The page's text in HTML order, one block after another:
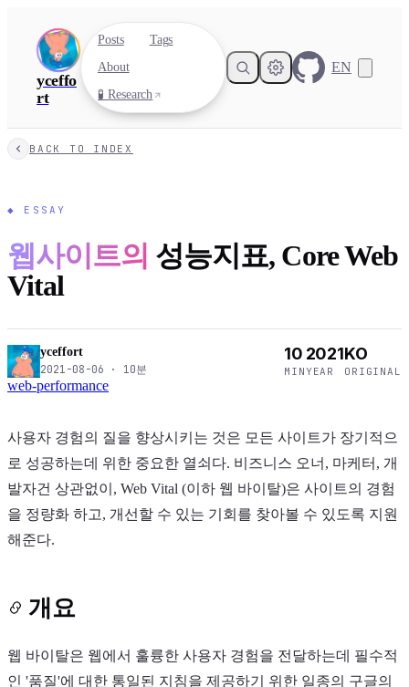
yceffo
rt
Posts
Tags
About
🧪 Research
EN
BACK TO INDEX
◆ ESSAY
웹사이트의 성능지표, Core Web
Vital
yceffort
2021-08-06 · 10분
10
MIN
2021
YEAR
KO
ORIGINAL
web-performance
사용자 경험의 질을 향상시키는 것은 모든 사이트가 장기적으
로 성공하는데 위한 중요한 열쇠다. 비즈니스 오너, 마케터, 개
발자건 상관없이, Web Vital (이하 웹 바이탈)은 사이트의 경험
을 정량화 하고, 개선할 수 있는 기회를 찾아볼 수 있도록 지원
해준다.
개요
웹 바이탈은 웹에서 훌륭한 사용자 경험을 전달하는데 필수적
인 '품질'에 대한 통일된 지침을 제공하기 위한 일종의 구글의